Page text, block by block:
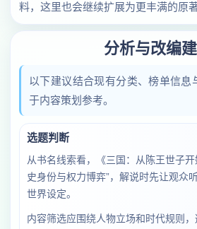
料，这里也会继续扩展为更丰满的原著
分析与改编
以下建议结合现有分类、榜单信息
于内容策划参考。
选题判断
从书名线索看，《三国：从陈王世子
史身份与权力博弈”，解说时先让观众
世界设定。
内容筛选应围绕人物立场和时代规则